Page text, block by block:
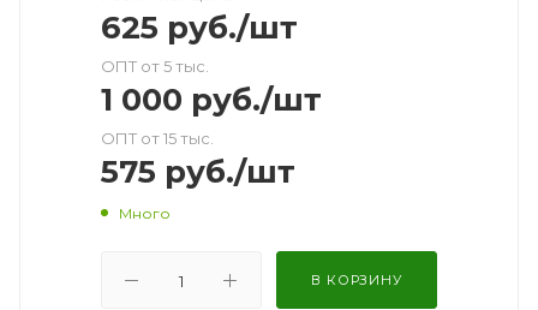
625 руб./шт
ОПТ от 5 тыс.
1 000 руб./шт
ОПТ от 15 тыс.
575 руб./шт
Много
В КОРЗИНУ